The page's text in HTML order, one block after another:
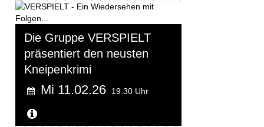
Die Gruppe VERSPIELT
präsentiert den neusten
Kneipenkrimi
Mi 11.02.26 19.30 Uhr